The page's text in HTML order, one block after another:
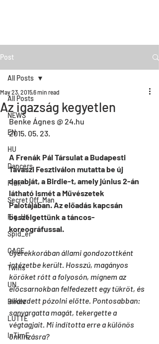
Post
All Posts
NEWS
EN
HU
Dancers
Fiúk
Secret Off_Man
Fig_Ht
Spid_er
CAGE
Twins
UN
Birdie
LUTTE
InTimE
All Posts
Az igazság kegyetlen
May 23, 20156 min read
Benke Ágnes @ 24.hu
2015. 05. 23.
A Frenák Pál Társulat a Budapesti
Tavaszi Fesztiválon mutatta be új
darabját, a Birdie-t, amely június 2-án
látható ismét a Művészetek
Palotájában. Az előadás kapcsán
beszélgettünk a táncos-
koreográfussal.
Gyerekkorában állami gondozottként
intézetbe került. Hosszú, magányos
köröket rótt a folyosón, mígnem az
előcsarnokban felfedezett egy tükröt, és
elkezdett pózolni előtte. Pontosabban:
sanyargatta magát, tekergette a
végtagjait. Mi indította erre a különös
önkínzásra?